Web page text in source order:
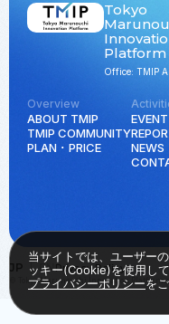
Tokyo
Platform
Office: TMIP
Overview
ABOUT TMIP
TMIP COMMUNITY
PLAN ･ PRICE
EVENT
NEWS
JP ENPrivacy Policy
© Tokyo Marunouchi Innovation Platform
当サイトでは、ユーザー
ッキー(Cookie)を使用し
プライバシーポリシーを